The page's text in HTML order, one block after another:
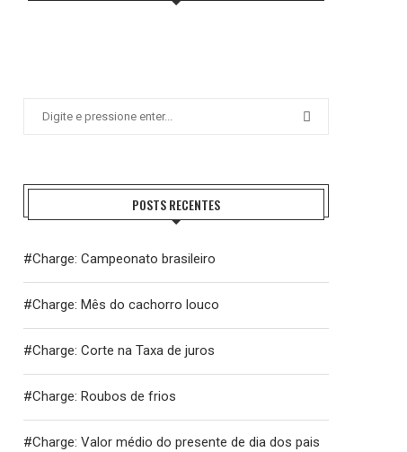
POSTS RECENTES
#Charge: Campeonato brasileiro
#Charge: Mês do cachorro louco
#Charge: Corte na Taxa de juros
#Charge: Roubos de frios
#Charge: Valor médio do presente de dia dos pais